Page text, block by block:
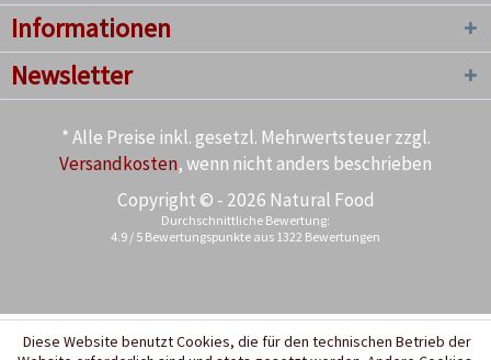
Informationen
Newsletter
* Alle Preise inkl. gesetzl. Mehrwertsteuer zzgl.
Versandkosten, wenn nicht anders beschrieben
Copyright © - 2026 Natural Food
Durchschnittliche Bewertung:
4.9 / 5 Bewertungspunkte aus 1322 Bewertungen
Diese Website benutzt Cookies, die für den technischen Betrieb der